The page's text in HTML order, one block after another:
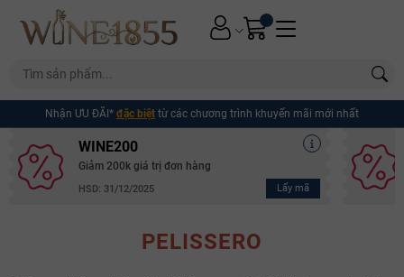
Nhận ƯU ĐÃI* đặc biệt từ các chương trình khuyến mãi mới nhất
WINE200
Giảm 200k giá trị đơn hàng
HSD: 31/12/2025 Lấy mã
PELISSERO